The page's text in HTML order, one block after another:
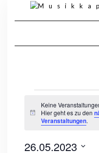
content
26.
2023
Hinweis
Keine
Hier geht es zu den
Veranstaltungen.
26.05.2023